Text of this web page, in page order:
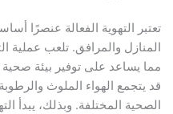
التهوية الفعالة عنصرًا أساسيًا
والمرافق. تلعب عملية التهوية
على توفير بيئة صحية
الهواء الملوث والرطوبة،
المختلفة. وبذلك، يبدأ التهوية